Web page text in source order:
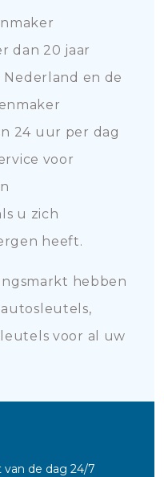
dan 20 jaar
en de
24 uur per dag
voor
u zich
heeft.
hebben
voor al uw
de dag 24/7